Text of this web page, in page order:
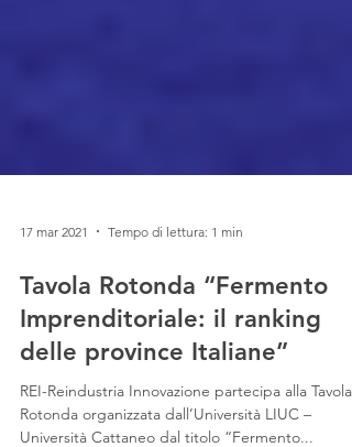
Tavola Rotonda “Fermento
Imprenditoriale: il ranking
delle province Italiane”
REI-Reindustria Innovazione partecipa alla Tavola